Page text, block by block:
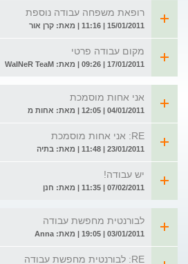
רופאת משפחה עבודה נוספת
15/01/2011 | 11:16 | מאת: קרן אור
מקום עבודה פרטי
17/01/2011 | 09:26 | מאת: WaINeR TeaM
אני אחות מוסמכת
04/01/2011 | 12:05 | מאת: אחות מ
RE: אני אחות מוסמכת
23/01/2011 | 11:48 | מאת: בתיה
יש עבודה!
07/02/2011 | 11:35 | מאת: חנן
לבורנטית מחפשת עבודה
03/01/2011 | 19:05 | מאת: Anna
RE: לבורנטית מחפשת עבודה